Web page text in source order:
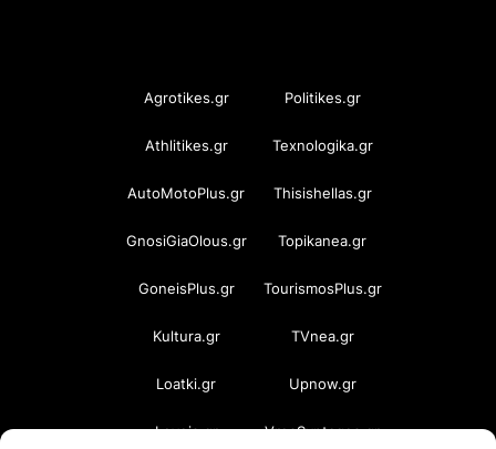
Agrotikes.gr Politikes.gr
Athlitikes.gr Texnologika.gr
AutoMotoPlus.gr Thisishellas.gr
GnosiGiaOlous.gr Topikanea.gr
GoneisPlus.gr TourismosPlus.gr
Kultura.gr TVnea.gr
Loatki.gr Upnow.gr
Loveis.gr VresSyntages.gr